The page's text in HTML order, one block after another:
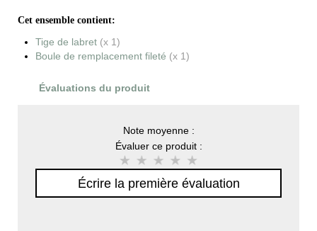
Cet ensemble contient:
Tige de labret (x 1)
Boule de remplacement fileté (x 1)
Évaluations du produit
Note moyenne :
Évaluer ce produit :
Écrire la première évaluation